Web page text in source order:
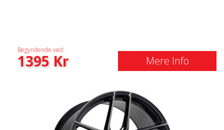
Begyndende ved:
1395Kr Mere Info